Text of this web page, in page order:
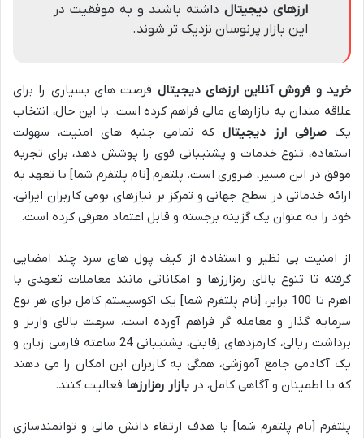
ارزهای دیجیتال داشته باشند و به موفقیت در
این بازار پرنوسان نزدیک تر شوند.
خرید و فروش آنلاین ارزهای دیجیتال فرصت های بسیاری را برای
علاقه مندان به بازارهای مالی فراهم کرده است. با این حال، انتخاب
یک صرافی ارز دیجیتال که تمامی جنبه های امنیت، سهولت
استفاده، تنوع خدمات و پشتیبانی قوی را پوشش دهد، برای تجربه
موفق در این مسیر، ضروری است. پلتفرم [نام پلتفرم شما] با تعهد به
ارائه خدماتی در سطح جهانی و تمرکز بر نیازهای بومی کاربران ایرانی،
خود را به عنوان یک گزینه برجسته و قابل اعتماد معرفی کرده است.
از امنیت بی نظیر و استفاده از کیف پول های سرد چند امضایی
گرفته تا تنوع بالای رمزارزها و امکاناتی مانند معاملات تعهدی با
اهرم تا 100 برابر، [نام پلتفرم شما] یک اکوسیستم کامل برای هر نوع
سرمایه گذار و معامله گر فراهم آورده است. سرعت بالای واریز و
برداشت ریالی، کارمزدهای رقابتی، پشتیبانی 24 ساعته فارسی زبان و
یک آکادمی جامع آموزشی، همگی به کاربران این امکان را می دهند
که با اطمینان و آگاهی کامل، در بازار رمزارزها فعالیت کنند.
پلتفرم [نام پلتفرم شما] با هدف ارتقاء دانش مالی و توانمندسازی